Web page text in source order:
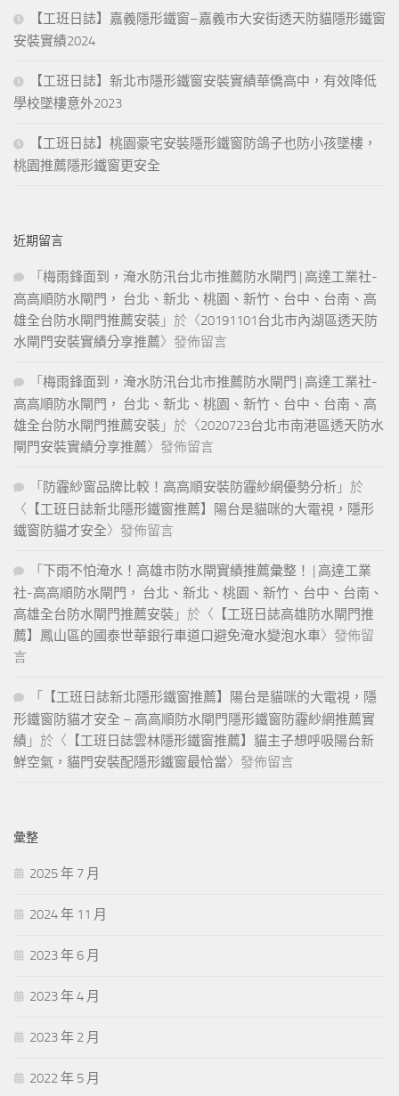
【工班日誌】嘉義隱形鐵窗–嘉義市大安街透天防貓隱形鐵窗
安裝實績2024
【工班日誌】新北市隱形鐵窗安裝實績華僑高中，有效降低
學校墜樓意外2023
【工班日誌】桃園豪宅安裝隱形鐵窗防鴿子也防小孩墜樓，
桃園推薦隱形鐵窗更安全
近期留言
「 梅雨鋒面到，淹水防汛台北市推薦防水閘門 | 高達工業社-
高高順防水閘門， 台北、新北、桃園、新竹、台中、台南、高
雄全台防水閘門推薦安裝 」於〈20191101台北市內湖區透天防
水閘門安裝實績分享推薦〉發佈留言
「 梅雨鋒面到，淹水防汛台北市推薦防水閘門 | 高達工業社-
高高順防水閘門， 台北、新北、桃園、新竹、台中、台南、高
雄全台防水閘門推薦安裝 」於〈2020723台北市南港區透天防水
閘門安裝實績分享推薦〉發佈留言
「 防霾紗窗品牌比較！高高順安裝防霾紗網優勢分析 」於
〈 【工班日誌新北隱形鐵窗推薦】陽台是貓咪的大電視，隱形
鐵窗防貓才安全〉發佈留言
「 下雨不怕淹水！高雄市防水閘實績推薦彙整！ | 高達工業
社-高高順防水閘門， 台北、新北、桃園、新竹、台中、台南、
高雄全台防水閘門推薦安裝 」於〈 【工班日誌高雄防水閘門推
薦】鳳山區的國泰世華銀行車道口避免淹水變泡水車〉發佈留
言
「
【工班日誌新北隱形鐵窗推薦】陽台是貓咪的大電視，隱
形鐵窗防貓才安全 – 高高順防水閘門隱形鐵窗防霾紗網推薦實
績 」於〈 【工班日誌雲林隱形鐵窗推薦】貓主子想呼吸陽台新
鮮空氣，貓門安裝配隱形鐵窗最恰當〉發佈留言
彙整
2025 年 7 月
2024 年 11 月
2023 年 6 月
2023 年 4 月
2023 年 2 月
2022 年 5 月